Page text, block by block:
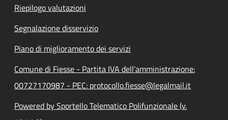
Riepilogo valutazioni
Segnalazione disservizio
Piano di miglioramento dei servizi
Comune di Fiesse - Partita IVA dell'amministrazione:
00727170987 - PEC: protocollo.fiesse@legalmail.it
Powered by Sportello Telematico Polifunzionale (v.